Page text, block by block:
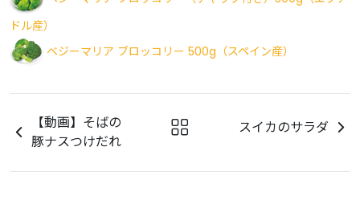
ドル産）
ベジーマリア ブロッコリー 500g（スペイン産）
【動画】そばの
豚ナスつけだれ
スイカのサラダ